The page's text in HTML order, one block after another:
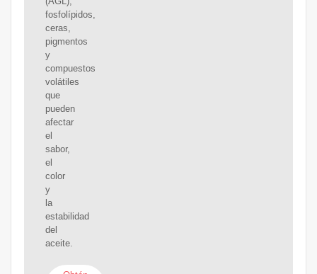
fosfolípidos,
ceras,
pigmentos
y
compuestos
volátiles
que
pueden
afectar
el
sabor,
el
color
y
la
estabilidad
del
aceite.